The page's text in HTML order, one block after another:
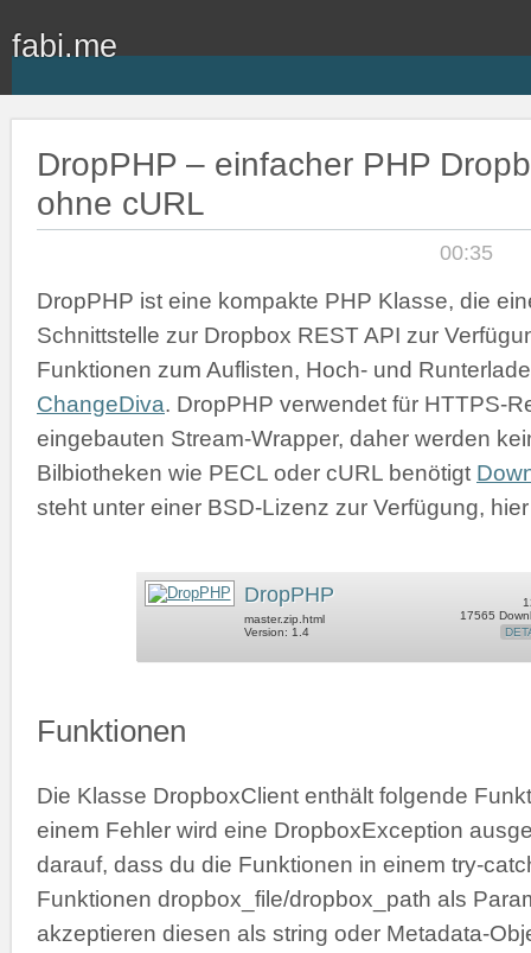
fabi.me
DropPHP – einfacher PHP
ohne cURL
00:35
DropPHP ist eine kompakte PHP Klasse, die
Schnittstelle zur Dropbox REST API zur
Funktionen zum Auflisten, Hoch- und
ChangeDiva. DropPHP verwendet für HTTPS-
eingebauten Stream-Wrapper, daher werden
Bilbiotheken wie PECL oder cURL benötigt
steht unter einer BSD-Lizenz zur Verfügung,
DropPHP
master.zip.html
Version: 1.4
17565
Funktionen
Die Klasse DropboxClient enthält folgende
einem Fehler wird eine DropboxException
darauf, dass du die Funktionen in einem try-
Funktionen dropbox_file/dropbox_path als
akzeptieren diesen als string oder Metadata-